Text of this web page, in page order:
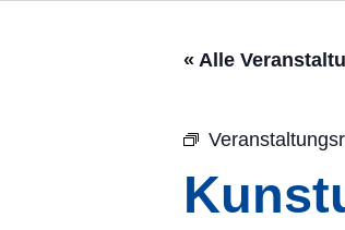
« Alle